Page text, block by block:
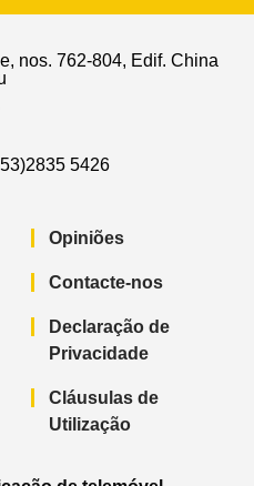
nos. 762-804, Edif. China
5426
Opiniões
Contacte-nos
Declaração de
Privacidade
Cláusulas de
Utilização